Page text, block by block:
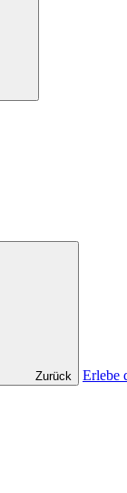
Zurück
Erlebe